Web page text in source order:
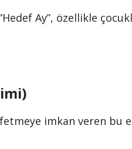
Ay”, özellikle
imkan veren bu